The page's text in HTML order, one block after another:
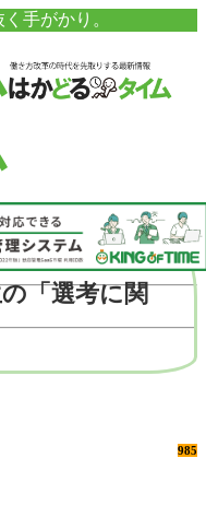
手がかり。
「選考に関
985